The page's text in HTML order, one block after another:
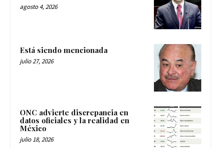
agosto 4, 2026
Está siendo mencionada
julio 27, 2026
ONC advierte discrepancia en
datos oficiales y la realidad en
México
julio 18, 2026